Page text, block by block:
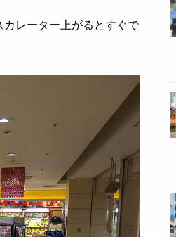
レーター上がるとすぐで